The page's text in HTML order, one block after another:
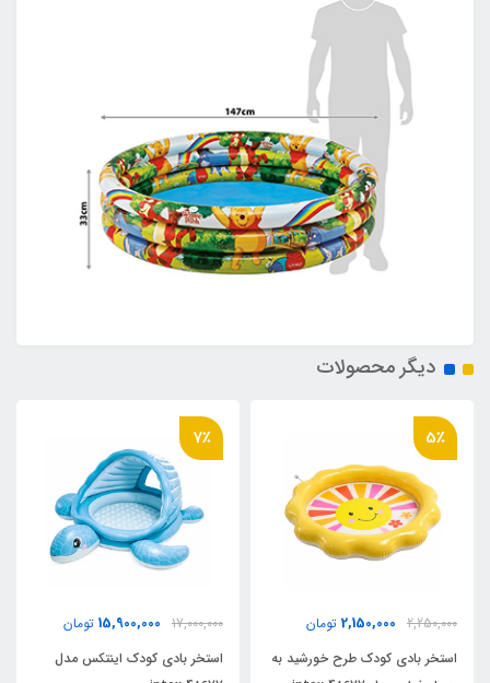
دیگر محصولات
5٪
2,250,000
2,150,000 تومان
استخر بادی کودک طرح خورشید به
7٪
17,000,000
15,900,000 تومان
استخر بادی کودک اینتکس مدل